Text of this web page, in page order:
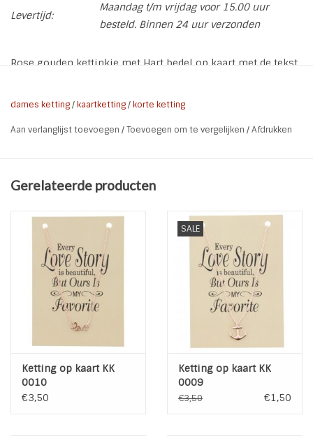
Levertijd:
Maandag t/m vrijdag voor 15.00 uur
besteld. Binnen 24 uur verzonden
Rose gouden kettinkje met Hart bedel op kaart met de tekst
als kadootje of voor jezelf.
* Kleur: Rose gold | Beide | Zwart
* Materiaal ketting: Metaallegering Gold plated
dames ketting/ kaartketting/ korte ketting
Aan verlanglijst toevoegen /Toevoegen om te vergelijken /Afdrukken
Gerelateerde producten
Ketting op kaart KK
0010
€3,50
SALE
Ketting op kaart KK
0009
€3,50 €1,50